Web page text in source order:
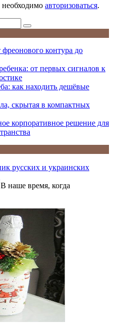
авторизоваться.
контура до
от первых сигналов к
как находить дешёвые
скрытая в компактных
корпоративное решение для
русских и украинских
наше время, когда